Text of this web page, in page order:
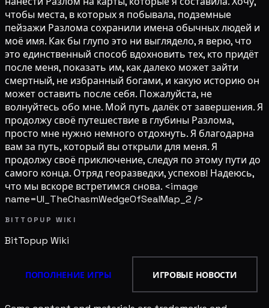
чтобы места, в которых я побывала, подземные
пейзажи Разлома сохранили имена обычных людей и
моё имя. Как бы глупо это ни выглядело, я верю, что
это единственный способ вдохновить тех, кто придёт
после меня, показать им, как далеко может зайти
смертный, не избранный богами, и какую историю он
может оставить после себя. Пожалуйста, не
волнуйтесь обо мне. Мой путь далёк от завершения. Я
продолжу своё путешествие в глубины Разлома,
просто мне нужно немного отдохнуть. Я благодарна
вам за путь, который вы открыли для меня. Я
продолжу своё приключение, следуя по этому пути до
самого конца. Отряд георазведки, успехов! Надеюсь,
что мы вскоре встретимся снова. <image
name=UI_TheChasmWedgeOfSealMap_2 />
BITTOPUP WIKI
BitTopup Wiki
ПОПОЛНЕНИЕ ИГРЫ ИГРОВЫЕ НОВОСТИ